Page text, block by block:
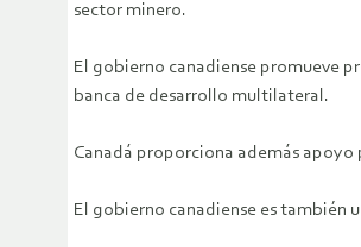
sector minero.
El gobierno canadiense promueve
banca de desarrollo multilateral.
Canadá proporciona además
El gobierno canadiense es también